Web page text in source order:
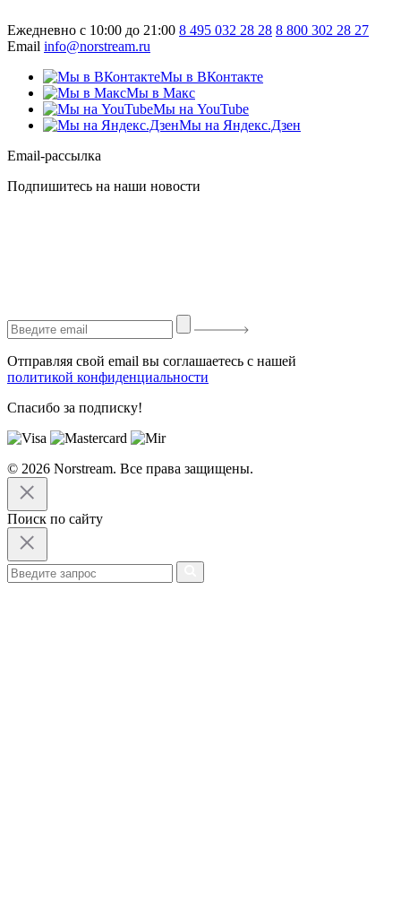
Ежедневно с 10:00 до 21:00 8 495 032 28 28 8 800 302 28 27
Email info@norstream.ru
Мы в ВКонтакте
Мы в Макс
Мы на YouTube
Мы на Яндекс.Дзен
Email-рассылка
Подпишитесь на наши новости
Отправляя свой email вы соглашаетесь с нашей
политикой конфиденциальности
Спасибо за подписку!
© 2026 Norstream. Все права защищены.
Поиск по сайту